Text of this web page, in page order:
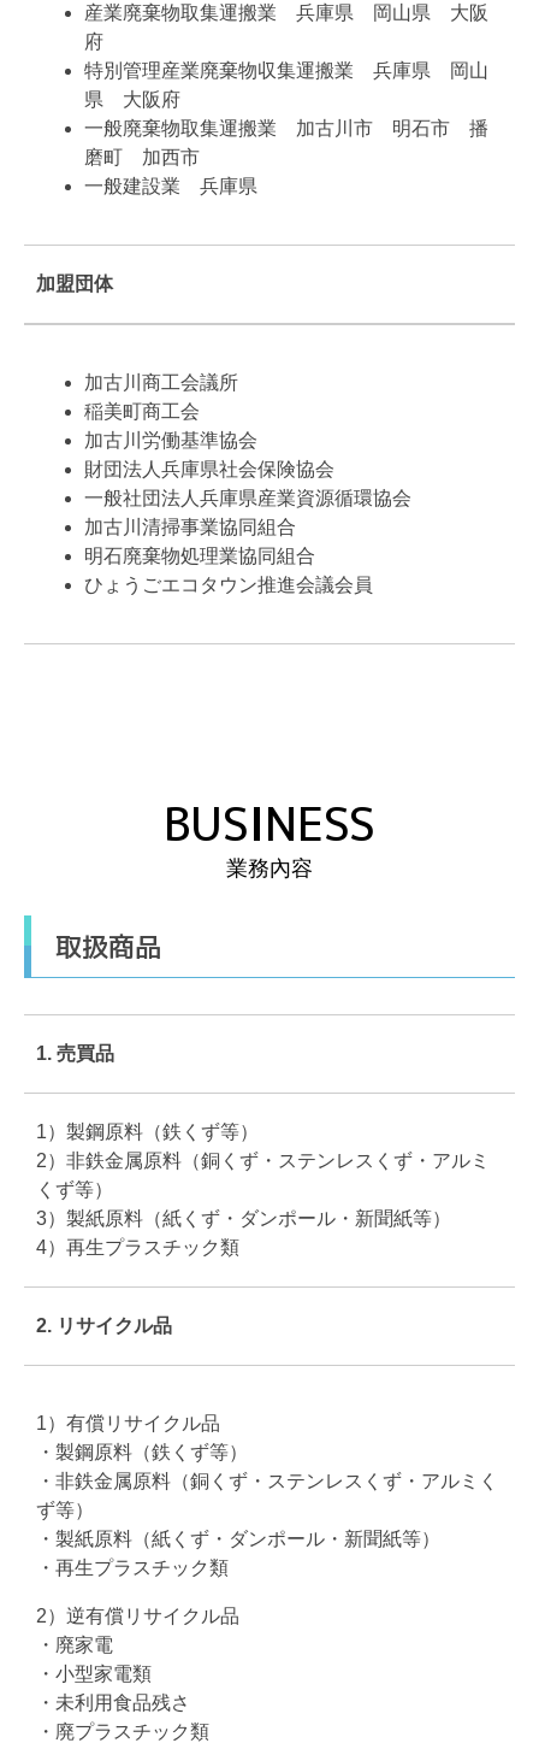
産業廃棄物取集運搬業 兵庫県 岡山県 大阪
府
特別管理産業廃棄物収集運搬業 兵庫県 岡山
県 大阪府
一般廃棄物取集運搬業 加古川市 明石市 播
磨町 加西市
一般建設業 兵庫県
加盟団体
加古川商工会議所
稲美町商工会
加古川労働基準協会
財団法人兵庫県社会保険協会
一般社団法人兵庫県産業資源循環協会
加古川清掃事業協同組合
明石廃棄物処理業協同組合
ひょうごエコタウン推進会議会員
BUSINESS
業務內容
取扱商品
1. 売買品
1）製鋼原料（鉄くず等）
2）非鉄金属原料（銅くず・ステンレスくず・アルミ
くず等）
3）製紙原料（紙くず・ダンポール・新聞紙等）
4）再生プラスチック類
2. リサイクル品
1）有償リサイクル品
・製鋼原料（鉄くず等）
・非鉄金属原料（銅くず・ステンレスくず・アルミく
ず等）
・製紙原料（紙くず・ダンポール・新聞紙等）
・再生プラスチック類
2）逆有償リサイクル品
・廃家電
・小型家電類
・未利用食品残さ
・廃プラスチック類